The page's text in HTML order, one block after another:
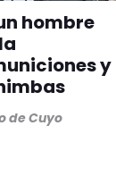
hombre
y
de Cuyo